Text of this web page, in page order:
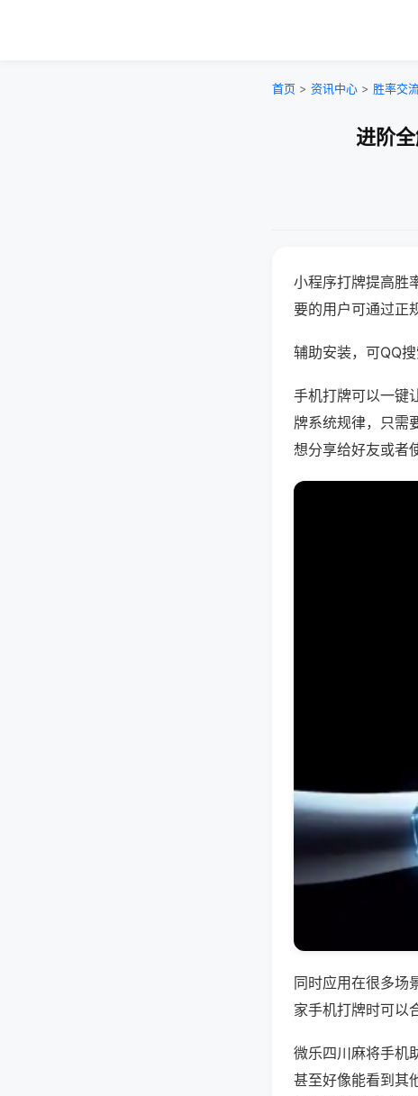
首页 > 资讯中心 > 胜率交
进阶
小程序打牌提高胜
要的用户可通过正
辅助安装，可QQ
手机打牌可以一键
牌系统规律，只需
想分享给好友或者
同时应用在很多场
家手机打牌时可以
微乐四川麻将手机
甚至好像能看到其